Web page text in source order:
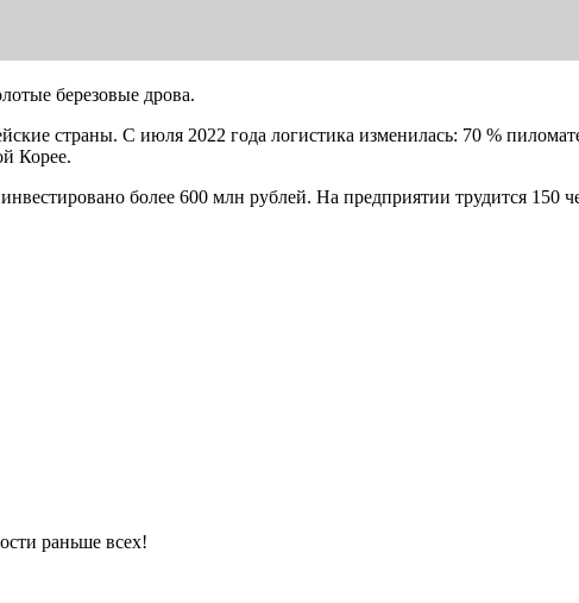
березовые дрова.
страны. С июля 2022 года логистика изменилась: 70 %
Корее.
более 600 млн рублей. На предприятии трудится 150
раньше всех!